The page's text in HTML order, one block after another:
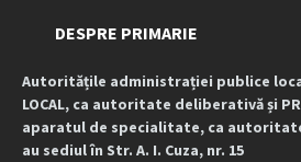
DESPRE PRIMARIE
Autoritățile administrației publice
LOCAL, ca autoritate deliberativă și
aparatul de specialitate, ca
au sediul în Str. A. I. Cuza, nr. 15